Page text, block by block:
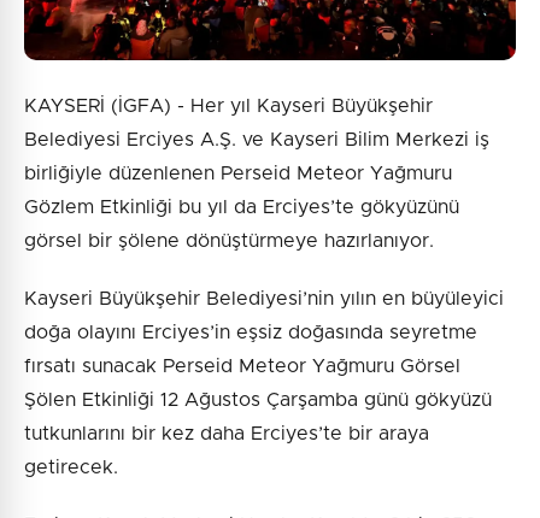
KAYSERİ (İGFA) - Her yıl Kayseri Büyükşehir
Belediyesi Erciyes A.Ş. ve Kayseri Bilim Merkezi iş
birliğiyle düzenlenen Perseid Meteor Yağmuru
Gözlem Etkinliği bu yıl da Erciyes’te gökyüzünü
görsel bir şölene dönüştürmeye hazırlanıyor.
Kayseri Büyükşehir Belediyesi’nin yılın en büyüleyici
doğa olayını Erciyes’in eşsiz doğasında seyretme
fırsatı sunacak Perseid Meteor Yağmuru Görsel
Şölen Etkinliği 12 Ağustos Çarşamba günü gökyüzü
tutkunlarını bir kez daha Erciyes’te bir araya
getirecek.